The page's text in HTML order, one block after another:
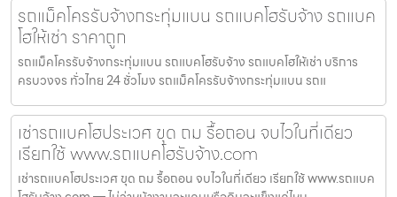
รถแม็คโครรับจ้างกระทุ่มแบน รถแบคโฮรับจ้าง รถแบค
โฮให้เช่า ราคาถูก
รถแม็คโครรับจ้างกระทุ่มแบน รถแบคโฮรับจ้าง รถแบคโฮให้เช่า บริการ
ครบวงจร ทั่วไทย 24 ชั่วโมง รถแม็คโครรับจ้างกระทุ่มแบน รถแ
เช่ารถแบคโฮประเวศ ขุด ถม รื้อถอน จบไวในที่เดียว
เรียกใช้ www.รถแบคโฮรับจ้าง.com
เช่ารถแบคโฮประเวศ ขุด ถม รื้อถอน จบไวในที่เดียว เรียกใช้ www.รถแบค